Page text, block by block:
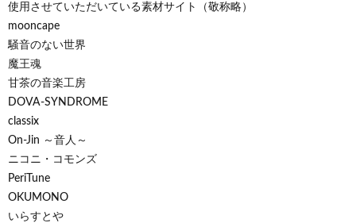
使用させていただいている素材サイト（敬称略）
mooncape
騒音のない世界
魔王魂
甘茶の音楽工房
DOVA-SYNDROME
classix
On-Jin ～音人～
ニコニ・コモンズ
PeriTune
OKUMONO
いらすとや